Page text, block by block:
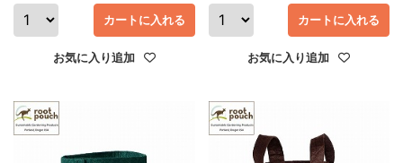
カートに入れる
お気に入り追加
カートに入れる
お気に入り追加